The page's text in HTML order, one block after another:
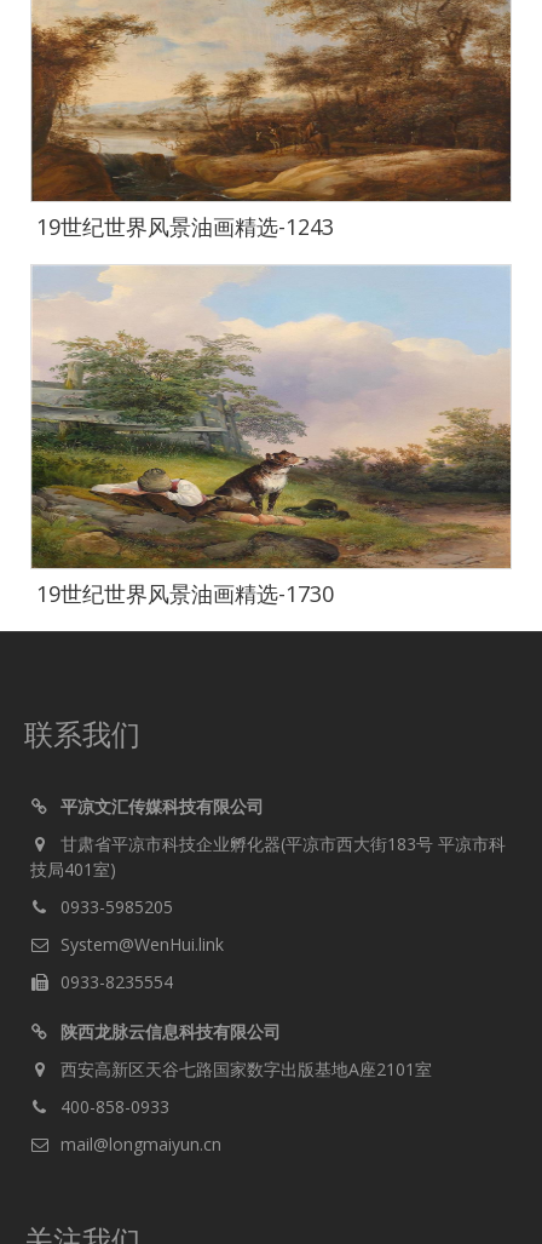
19世纪世界风景油画精选-1243
19世纪世界风景油画精选-1730
联系我们
平凉文汇传媒科技有限公司
甘肃省平凉市科技企业孵化器(平凉市西大街183号 平凉市科
技局401室)
0933-5985205
System@WenHui.link
0933-8235554
陕西龙脉云信息科技有限公司
西安高新区天谷七路国家数字出版基地A座2101室
400-858-0933
mail@longmaiyun.cn